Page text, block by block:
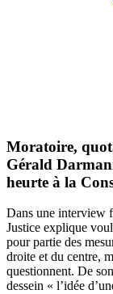
Moratoire,
Gérald
heurte à la
Dans une interview
Justice explique
pour partie des
droite et du centre,
questionnent. De
dessein « l’idée